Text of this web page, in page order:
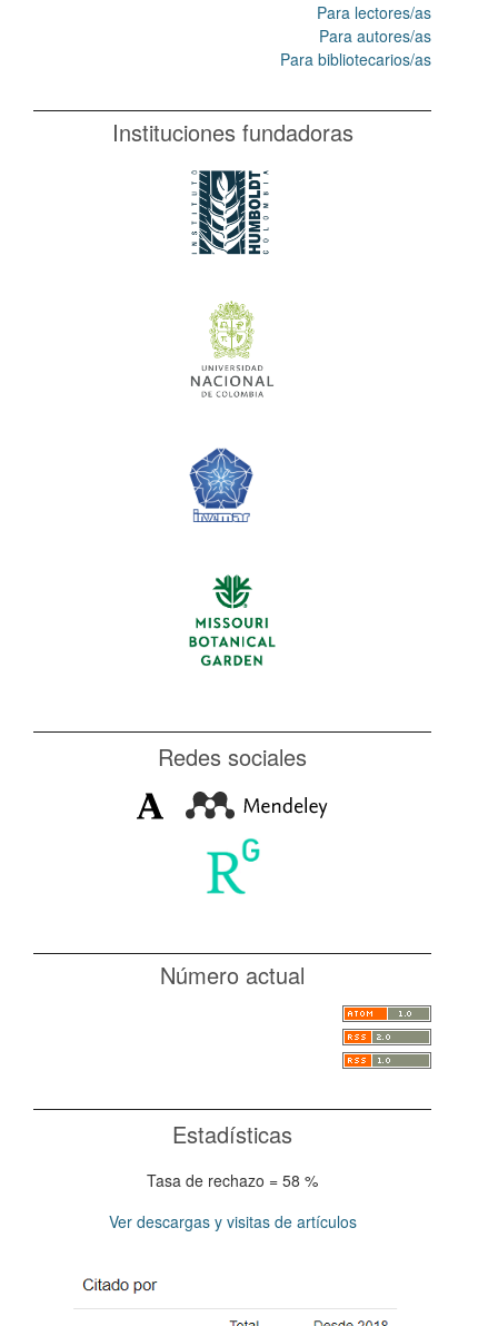
Para lectores/as
Para autores/as
Para bibliotecarios/as
Instituciones fundadoras
Redes sociales
Número actual
Estadísticas
Tasa de rechazo = 58 %
Ver descargas y visitas de artículos